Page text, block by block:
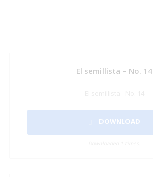
El semillista – No. 14
DOWNLOAD